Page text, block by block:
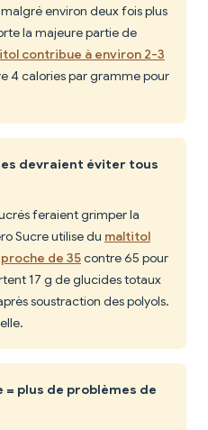
environ deux fois plus
la majeure partie de
contribue à environ 2-3
4 calories par gramme pour
devraient éviter tous
feraient grimper la
Sucre utilise du maltitol
de 35contre 65 pour
17 g de glucides totaux
soustraction des polyols.
= plus de problèmes de